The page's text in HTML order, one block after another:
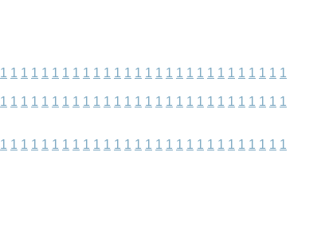
1 1 1 1 1 1 1 1 1 1 1 1 1 1 1 1 1 1 1 1 1 1 1 1 1 1 1 1
1 1 1 1 1 1 1 1 1 1 1 1 1 1 1 1 1 1 1 1 1 1 1 1 1 1 1 1
1 1 1 1 1 1 1 1 1 1 1 1 1 1 1 1 1 1 1 1 1 1 1 1 1 1 1 1